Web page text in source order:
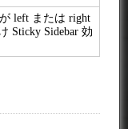
left または right
Sticky Sidebar 効